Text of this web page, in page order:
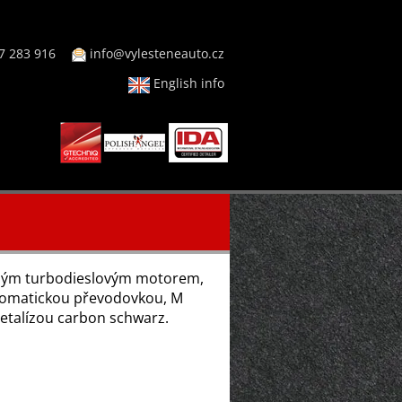
283 916
info@vylesteneauto.cz
English info
turbodieslovým motorem,
převodovkou, M
carbon schwarz.